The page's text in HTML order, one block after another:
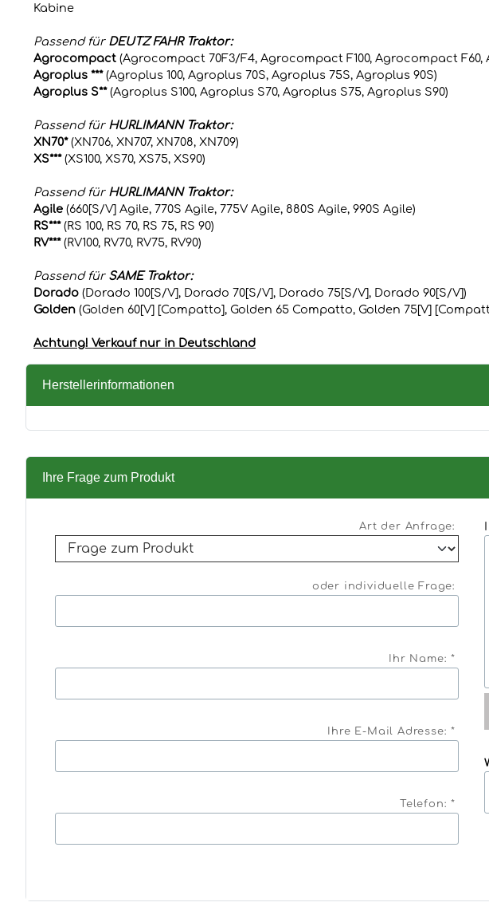
Kabine
Passend für DEUTZ FAHR Traktor:
Agrocompact (Agrocompact 70F3/F4, Agrocompact F100, Agrocompact
Agroplus ***(Agroplus 100, Agroplus 70S, Agroplus 75S, Agroplus 90S)
Agroplus S**(Agroplus S100, Agroplus S70, Agroplus S75, Agroplus S90)
Passend für HURLIMANN Traktor:
XN70*(XN706, XN707, XN708, XN709)
XS***(XS100, XS70, XS75, XS90)
Passend für HURLIMANN Traktor:
Agile (660[S/V] Agile, 770S Agile, 775V Agile, 880S Agile, 990S Agile)
RS***(RS 100, RS 70, RS 75, RS 90)
RV***(RV100, RV70, RV75, RV90)
Passend für SAME Traktor:
Dorado (Dorado 100[S/V], Dorado 70[S/V], Dorado 75[S/V], Dorado 90[S/V])
Golden (Golden 60[V] [Compatto], Golden 65 Compatto, Golden 75[V]
Achtung! Verkauf nur in Deutschland
Herstellerinformationen
Ihre Frage zum Produkt
Art der Anfrage:
oder individuelle Frage:
Ihr Name: *
Ihre E-Mail Adresse: *
Telefon: *